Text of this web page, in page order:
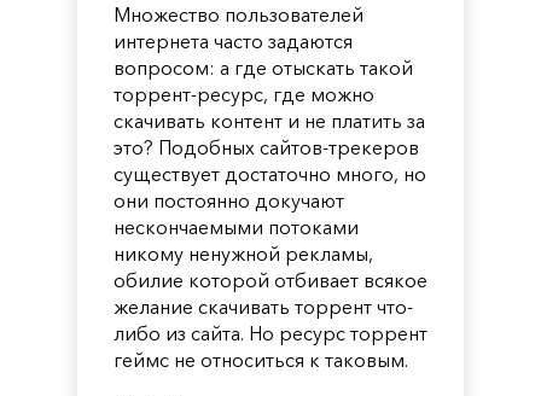
Множество пользователей
интернета часто задаются
вопросом: а где отыскать такой
торрент-ресурс, где можно
скачивать контент и не платить за
это? Подобных сайтов-трекеров
существует достаточно много, но
они постоянно докучают
нескончаемыми потоками
никому ненужной рекламы,
обилие которой отбивает всякое
желание скачивать торрент что-
либо из сайта. Но ресурс торрент
геймс не относиться к таковым.